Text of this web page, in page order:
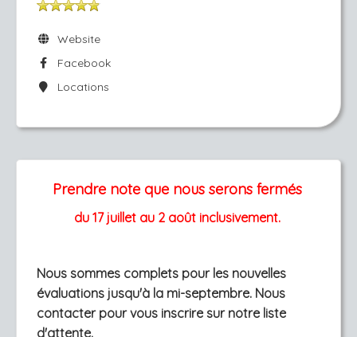
Website
Facebook
Locations
Prendre note que nous serons fermés
du 17 juillet au 2 août inclusivement.
Nous sommes complets pour les nouvelles
évaluations jusqu'à la mi-septembre. Nous
contacter pour vous inscrire sur notre liste
d'attente.